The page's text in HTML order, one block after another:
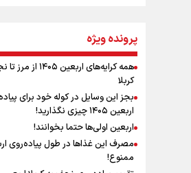
نگاه تمدنی رهبر
فضای مجازی
رابطه کارگر و کارفرما
اینفو برنا / جدول کامل فاصله
شلمچه تا شهرهای زیارتی عراق
اینفو برنا/ میزان مالیات بر
پرونده ویژه
همه کرایه‌های اربعین ۱۴۰۵
کربلا
بجز این وسایل در کوله خود برای
اربعین ۱۴۰۵ چیزی نگذارید!
اربعین اولی‌ها حتما بخوانند!
مصرف این غذاها در طول پیاده‌روی
ممنوع!